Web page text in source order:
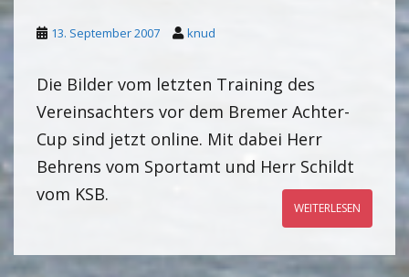
13. September 2007 knud
Die Bilder vom letzten Training des
Vereinsachters vor dem Bremer Achter-
Cup sind jetzt online. Mit dabei Herr
Behrens vom Sportamt und Herr Schildt
vom KSB.
WEITERLESEN